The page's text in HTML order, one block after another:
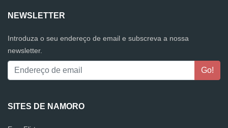
NEWSLETTER
Introduza o seu endereço de email e subscreva a nossa
newsletter.
SITES DE NAMORO